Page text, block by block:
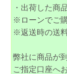
・出荷した商
※ローンでご
※返送時の送
弊社に商品が
ご指定口座へ